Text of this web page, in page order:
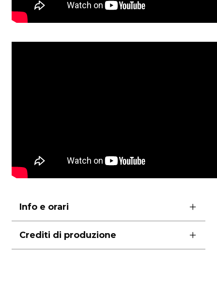
Info e orari
prima, martedì e venerdì ore 20.00
mercoledì e sabato ore 19.00
giovedì e domenica ore 17.00
Crediti di produzione